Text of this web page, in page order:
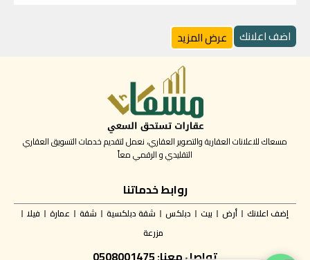
اضف اعلانك عرض المزيد
مسعاك للاعلانات العقارية والتصوير العقاري، نعمل لتقديم خدمات التسويق العقاري
التقليدي و الرقمي معاً
روابط خدماتنا
إضف اعلانك أرض بيت دبلكس شقة دبلكسية شقة عمارة
فيلا
مزرعة